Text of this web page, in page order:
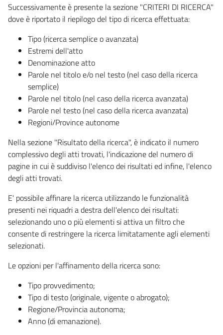
Successivamente è presente la sezione "CRITERI DI RICERCA"
dove è riportato il riepilogo del tipo di ricerca effettuata:
Tipo (ricerca semplice o avanzata)
Estremi dell'atto
Denominazione atto
Parole nel titolo e/o nel testo (nel caso della ricerca
semplice)
Parole nel titolo (nel caso della ricerca avanzata)
Parole nel testo (nel caso della ricerca avanzata)
Regioni/Province autonome
Nella sezione "Risultato della ricerca", è indicato il numero
complessivo degli atti trovati, l'indicazione del numero di
pagine in cui è suddiviso l'elenco dei risultati ed infine, l'elenco
degli atti trovati.
E' possibile affinare la ricerca utilizzando le funzionalità
presenti nei riquadri a destra dell'elenco dei risultati:
selezionando uno o più elementi si attiva un filtro che
consente di restringere la ricerca limitatamente agli elementi
selezionati.
Le opzioni per l'affinamento della ricerca sono:
Tipo provvedimento;
Tipo di testo (originale, vigente o abrogato);
Regione/Provincia autonoma;
Anno (di emanazione).